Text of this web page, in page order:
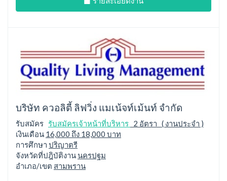
บริษัท ควอลิตี้ ลิฟวิ่ง แมเน้จท์เม้นท์ จำกัด
รับสมัคร รับสมัครเจ้าหน้าที่บริหาร 2 อัตรา ( งานประจำ )
เงินเดือน 16,000 ถึง 18,000 บาท
การศึกษา ปริญาตรี
จังหวัดที่ปฎิบัติงานนครปฐม
อำเภอ/เขต สามพราน